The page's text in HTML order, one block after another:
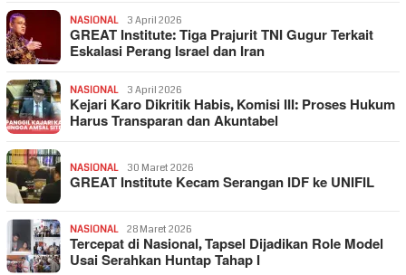
NASIONAL 3 April 2026
GREAT Institute: Tiga Prajurit TNI Gugur Terkait
Eskalasi Perang Israel dan Iran
NASIONAL 3 April 2026
Kejari Karo Dikritik Habis, Komisi III: Proses Hukum
Harus Transparan dan Akuntabel
NASIONAL 30 Maret 2026
GREAT Institute Kecam Serangan IDF ke UNIFIL
NASIONAL 28 Maret 2026
Tercepat di Nasional, Tapsel Dijadikan Role Model
Usai Serahkan Huntap Tahap I